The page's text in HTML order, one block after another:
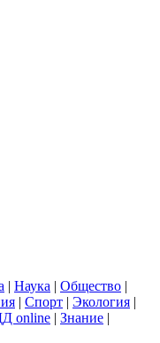
| Наука | Общество |
| Спорт | Экология |
online | Знание |